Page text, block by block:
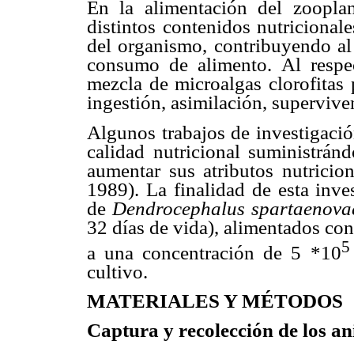
En la alimentación del
distintos contenidos
del organismo, contribuyendo
consumo de alimento. Al
mezcla de microalgas clorofitas
ingestión, asimilación,
Algunos trabajos de
calidad nutricional
aumentar sus atributos
1989). La finalidad de esta
de Dendrocephalus
32 días de vida), alimentados
a una concentración de 5 *105
cultivo.
MATERIALES Y MÉTODOS
Captura y recolección de los